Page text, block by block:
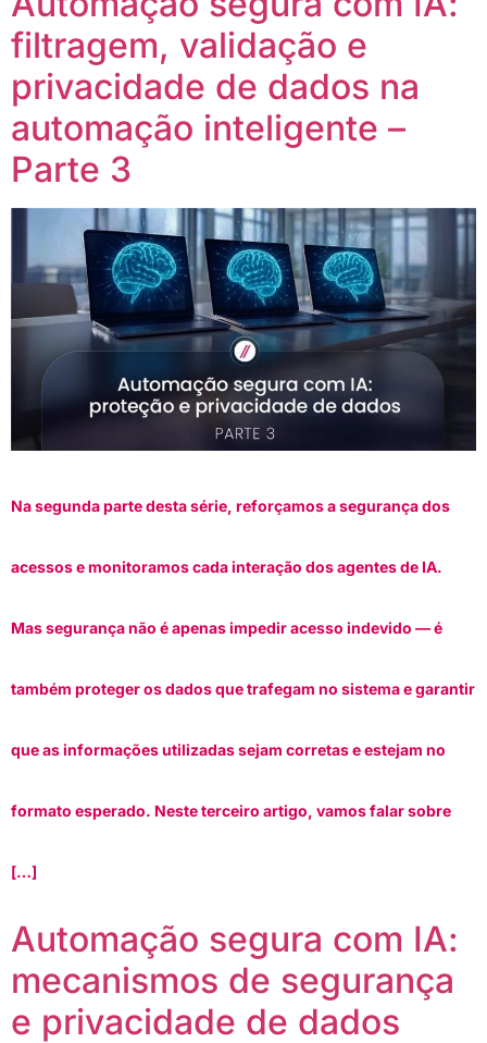
filtragem, validação e
privacidade de dados na
automação inteligente –
Parte 3
Na segunda parte desta série, reforçamos a segurança dos
acessos e monitoramos cada interação dos agentes de IA.
Mas segurança não é apenas impedir acesso indevido — é
também proteger os dados que trafegam no sistema e garantir
que as informações utilizadas sejam corretas e estejam no
formato esperado. Neste terceiro artigo, vamos falar sobre
[…]
Automação segura com IA:
mecanismos de segurança
e privacidade de dados